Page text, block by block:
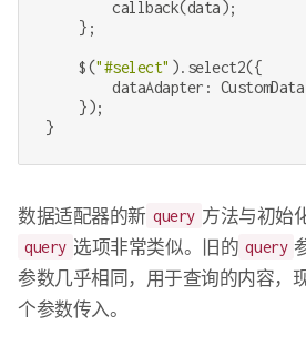
        callback(data);
    };
    $(
"#select" ).select2({
        dataAdapter: CustomData
    });
}
数据适配器的新 query 方法与初始
query 选项非常类似。旧的 query
参数几乎相同，用于查询的内容，
个参数传入。